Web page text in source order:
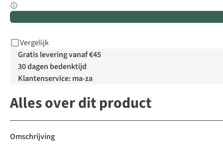
Vergelijk
Gratis levering vanaf €45
30 dagen bedenktijd
Klantenservice: ma-za
Alles over dit product
Omschrijving